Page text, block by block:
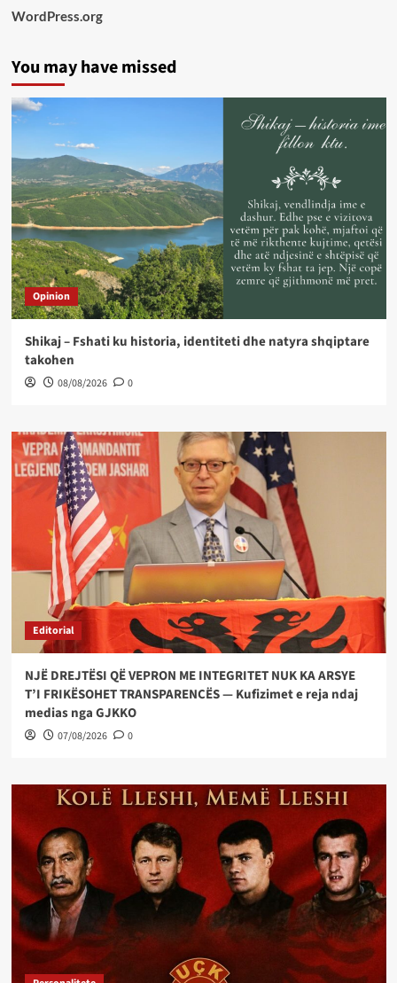
WordPress.org
You may have missed
Opinion
Shikaj – Fshati ku historia, identiteti dhe natyra shqiptare
takohen
08/08/2026 0
Editorial
NJË DREJTËSI QË VEPRON ME INTEGRITET NUK KA ARSYE
T’I FRIKËSOHET TRANSPARENCËS — Kufizimet e reja ndaj
medias nga GJKKO
07/08/2026 0